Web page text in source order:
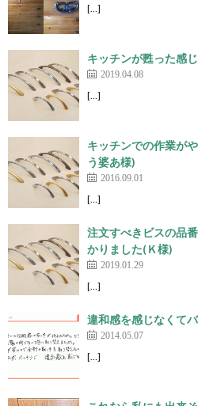
[…]
キッチンが甦った感
2019.04.08
[…]
キッチンでの作業が
う婆あ様)
2016.09.01
[…]
注文すべきビスの品
かりました(Ｋ様)
2019.01.29
[…]
違和感を感じなくて
2014.05.07
[…]